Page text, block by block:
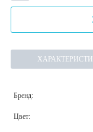
Бренд:
Цвет: